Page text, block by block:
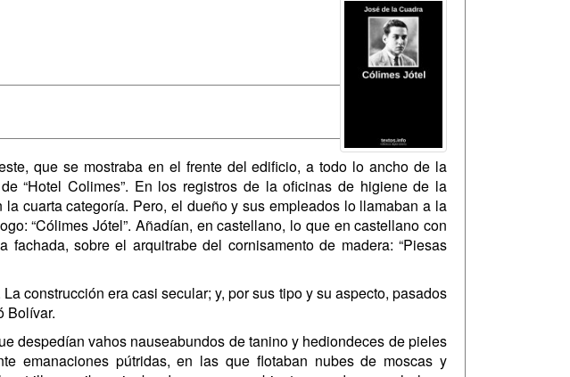
que se mostraba en el frente del edificio, a todo lo ancho de la
“Hotel Colimes”. En los registros de la oficinas de higiene de la
cuarta categoría. Pero, el dueño y sus empleados lo llamaban a la
“Cólimes Jótel”. Añadían, en castellano, lo que en castellano con
sobre el arquitrabe del cornisamento de madera: “Piesas
construcción era casi secular; y, por sus tipo y su aspecto, pasados
Bolívar.
despedían vahos nauseabundos de tanino y hediondeces de pieles
emanaciones pútridas, en las que flotaban nubes de moscas y